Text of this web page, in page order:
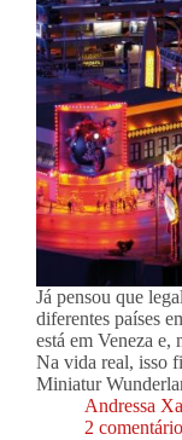
Já pensou que
diferentes países
está em Veneza e,
Na vida real, isso
Miniatur
Andressa
2